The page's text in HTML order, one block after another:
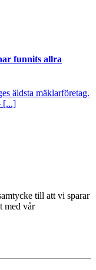
funnits allra
äldsta mäklarföretag.
[...]
till att vi sparar
med vår